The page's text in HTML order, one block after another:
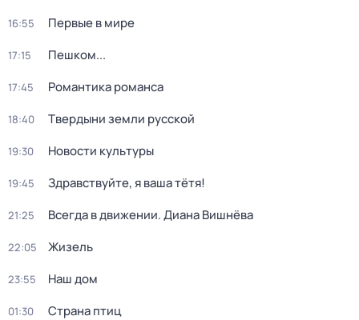
16:55 Первые в мире
17:15 Пешком...
17:45 Романтика романса
18:40 Твердыни земли русской
19:30 Новости культуры
19:45 Здравствуйте, я ваша тётя!
21:25 Всегда в движении. Диана Вишнёва
22:05 Жизель
23:55 Наш дом
01:30 Страна птиц